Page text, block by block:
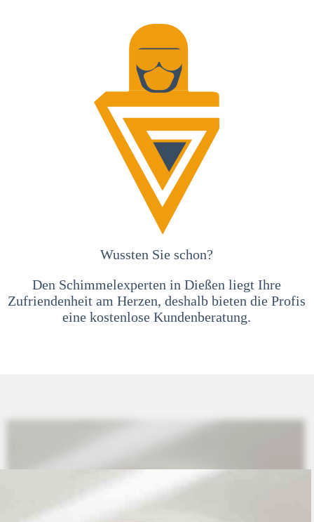
Wussten Sie schon?
Den Schimmelexperten in Dießen liegt Ihre
Zufriendenheit am Herzen, deshalb bieten die Profis
eine kostenlose Kundenberatung.